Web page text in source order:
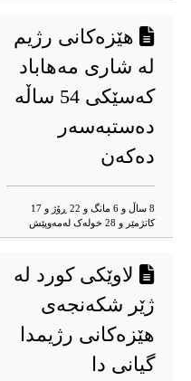
هێزەکانی رژیم
لە شاری مەهاباد
کەسێکی 54 ساڵە
دەستبەسەر
دەکەن
8 ساڵ و 6 مانگ و 22 ڕۆژ و 17
کاتژمێر و 28 خوله‌ک له‌مه‌وپێش‌
لاوێکی کورد لە
ژێر شکەنجەی
هێزەکانی رژیمدا
گیانی دا